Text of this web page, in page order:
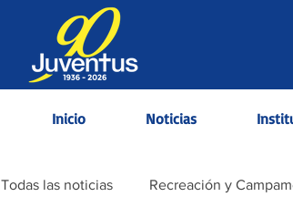
Inicio Noticias
Todas las noticias Recreación y